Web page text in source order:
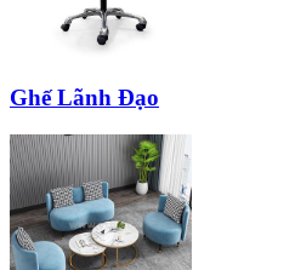
Ghế Lãnh Đạo